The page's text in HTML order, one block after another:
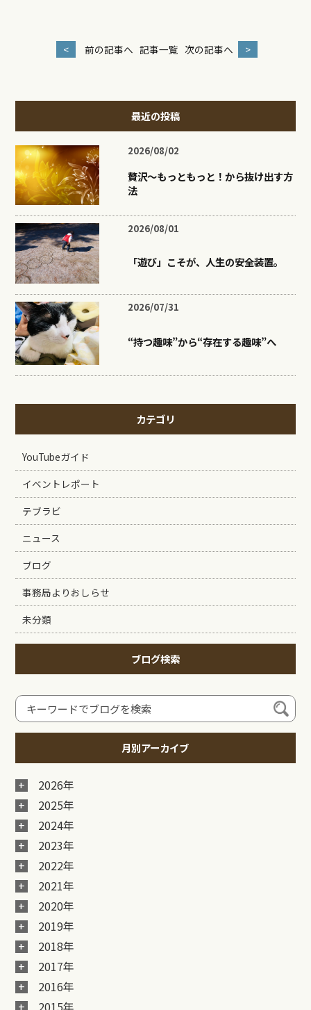
< 前の記事へ 記事一覧 次の記事へ >
最近の投稿
2026/08/02
贅沢〜もっともっと！から抜け出す方
法
2026/08/01
「遊び」こそが、人生の安全装置。
2026/07/31
“持つ趣味”から“存在する趣味”へ
カテゴリ
YouTubeガイド
イベントレポート
テブラビ
ニュース
ブログ
事務局よりおしらせ
未分類
ブログ検索
月別アーカイブ
2026年
2025年
2024年
2023年
2022年
2021年
2020年
2019年
2018年
2017年
2016年